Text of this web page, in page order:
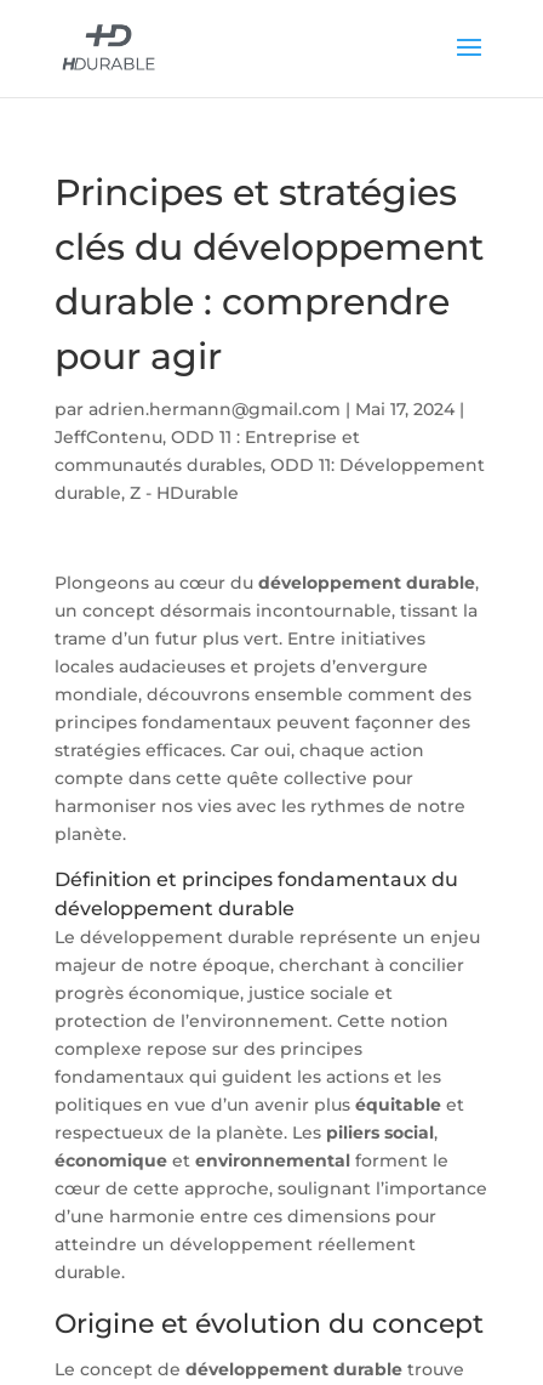
Principes et stratégies
clés du développement
durable : comprendre
pour agir
par adrien.hermann@gmail.com | Mai 17, 2024|
JeffContenu, ODD 11 : Entreprise et
communautés durables, ODD 11: Développement
durable, Z - HDurable
Plongeons au cœur du développement durable,
un concept désormais incontournable, tissant la
trame d’un futur plus vert. Entre initiatives
locales audacieuses et projets d’envergure
mondiale, découvrons ensemble comment des
principes fondamentaux peuvent façonner des
stratégies efficaces. Car oui, chaque action
compte dans cette quête collective pour
harmoniser nos vies avec les rythmes de notre
planète.
Définition et principes fondamentaux du
développement durable
Le développement durable représente un enjeu
majeur de notre époque, cherchant à concilier
progrès économique, justice sociale et
protection de l’environnement. Cette notion
complexe repose sur des principes
fondamentaux qui guident les actions et les
politiques en vue d’un avenir plus équitableet
respectueux de la planète. Les piliers social,
économiqueet environnementalforment le
cœur de cette approche, soulignant l’importance
d’une harmonie entre ces dimensions pour
atteindre un développement réellement
durable.
Origine et évolution du concept
Le concept de développement durabletrouve